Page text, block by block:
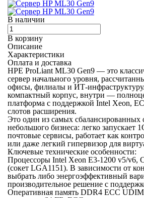
В наличии
В корзину
Описание
Характеристики
Оплата и доставка
HPE ProLiant ML30 Gen9 — это
сервер начального уровня,
офисы, филиалы и ИТ-
компактный корпус, внутри —
платформа с поддержкой Intel Xeon,
слотов расширения.
Это один из самых сбалансированных
небольшого бизнеса: легко запускает
почтовые сервисы, работает как
или даже легкий гипервизор для
Ключевые технические особенности:
Процессоры Intel Xeon E3-1200 v5/v6,
(сокет LGA1151). В зависимости от
выбрать либо энергоэффективный
производительное решение с
Оперативная память DDR4 ECC